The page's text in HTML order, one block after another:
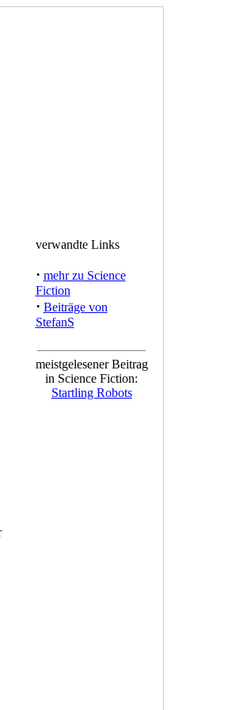
verwandte Links
· mehr zu Science
Fiction
· Beiträge von
StefanS
meistgelesener Beitrag
in Science Fiction:
Startling Robots